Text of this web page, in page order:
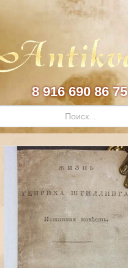
8 916 690 86 75